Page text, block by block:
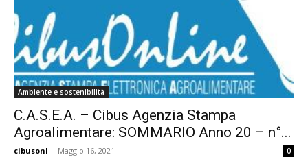
Ambiente e sostenibilità
C.A.S.E.A. – Cibus Agenzia Stampa
Agroalimentare: SOMMARIO Anno 20 – n°...
cibusonl - Maggio 16, 2021 0